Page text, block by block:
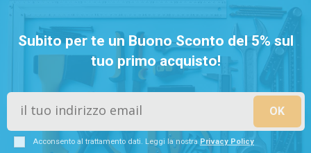
Subito per te un Buono Sconto del 5% sul
tuo primo acquisto!
Acconsento al trattamento dati. Leggi la nostra Privacy Policy